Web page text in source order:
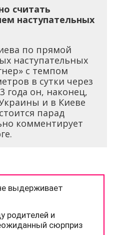
считать
наступательных
по прямой
наступательных
с темпом
в сутки через
года он, наконец,
и в Киеве
парад
комментирует